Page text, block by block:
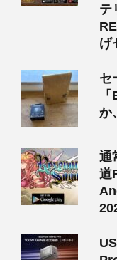
テ
げ
セ
か
通
道